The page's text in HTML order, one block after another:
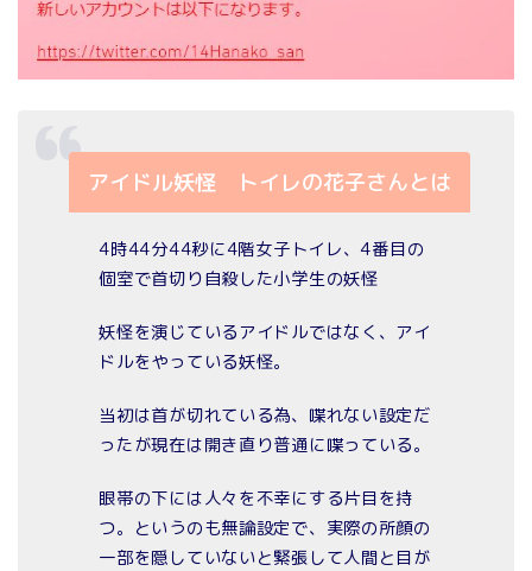
アイドル妖怪 トイレの花子さんとは
4時44分44秒に4階女子トイレ、4番目の
個室で首切り自殺した小学生の妖怪
妖怪を演じているアイドルではなく、アイ
ドルをやっている妖怪。
当初は首が切れている為、喋れない設定だ
ったが現在は開き直り普通に喋っている。
眼帯の下には人々を不幸にする片目を持
つ。というのも無論設定で、実際の所顔の
一部を隠していないと緊張して人間と目が